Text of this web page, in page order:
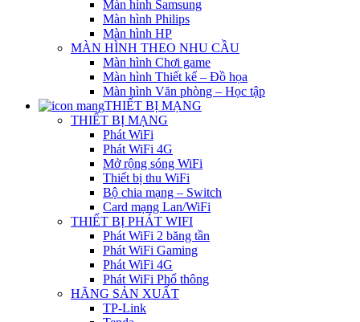
Màn hình Samsung
Màn hình Philips
Màn hình HP
MÀN HÌNH THEO NHU CẦU
Màn hình Chơi game
Màn hình Thiết kế – Đồ họa
Màn hình Văn phòng – Học tập
THIẾT BỊ MẠNG
THIẾT BỊ MẠNG
Phát WiFi
Phát WiFi 4G
Mở rộng sóng WiFi
Thiết bị thu WiFi
Bộ chia mạng – Switch
Card mạng Lan/WiFi
THIẾT BỊ PHÁT WIFI
Phát WiFi 2 băng tần
Phát WiFi Gaming
Phát WiFi 4G
Phát WiFi Phổ thông
HÃNG SẢN XUẤT
TP-Link